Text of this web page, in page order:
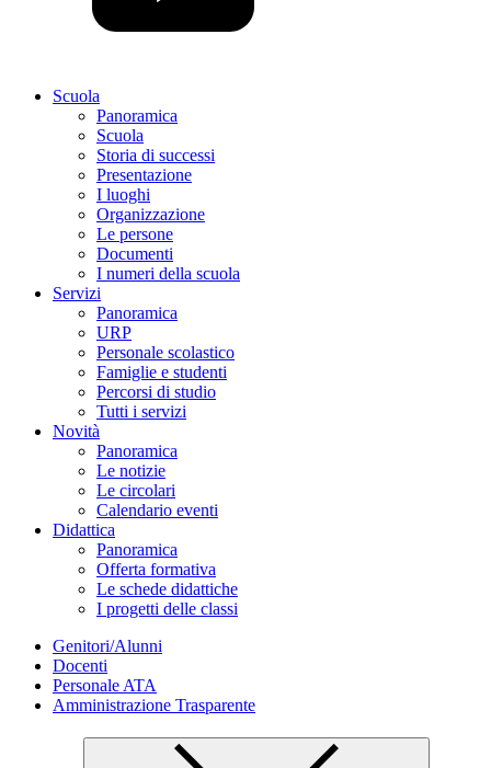
Scuola
Panoramica
Scuola
Storia di successi
Presentazione
I luoghi
Organizzazione
Le persone
Documenti
I numeri della scuola
Servizi
Panoramica
URP
Personale scolastico
Famiglie e studenti
Percorsi di studio
Tutti i servizi
Novità
Panoramica
Le notizie
Le circolari
Calendario eventi
Didattica
Panoramica
Offerta formativa
Le schede didattiche
I progetti delle classi
Genitori/Alunni
Docenti
Personale ATA
Amministrazione Trasparente